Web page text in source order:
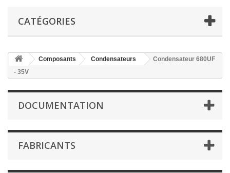
CATÉGORIES
Composants Condensateurs
Condensateur 680UF
- 35V
DOCUMENTATION
FABRICANTS